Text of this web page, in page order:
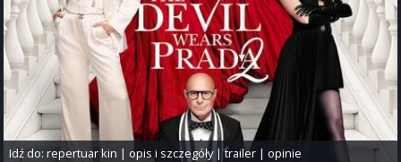
Idź do:repertuar kin | opis i szczegóły|trailer |opinie